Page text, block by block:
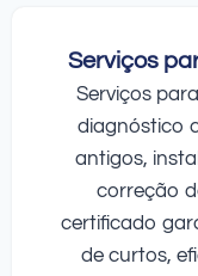
Serviços
Serviços
diagnóstico
antigos,
correção
certificado
de curtos,